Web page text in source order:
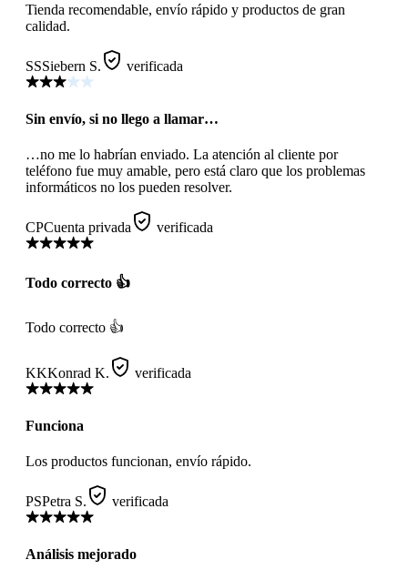
Tienda recomendable, envío rápido y productos de gran
calidad.
SSSiebern S. verificada
Sin envío, si no llego a llamar…
…no me lo habrían enviado. La atención al cliente por
teléfono fue muy amable, pero está claro que los problemas
informáticos no los pueden resolver.
CPCuenta privada verificada
Todo correcto 👍
Todo correcto 👍
KKKonrad K. verificada
Funciona
Los productos funcionan, envío rápido.
PSPetra S. verificada
Análisis mejorado